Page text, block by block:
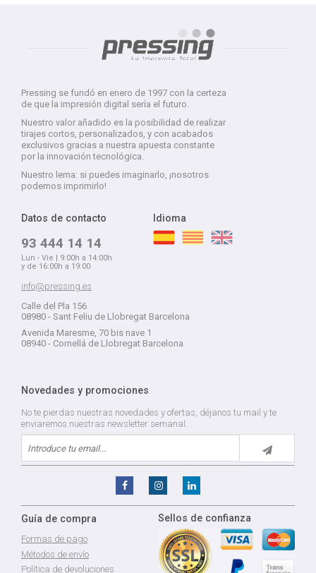
Pressing se fundó en enero de 1997 con la certeza
de que la impresión digital sería el futuro.
Nuestro valor añadido es la posibilidad de realizar
tirajes cortos, personalizados, y con acabados
exclusivos gracias a nuestra apuesta constante
por la innovación tecnológica.
Nuestro lema: si puedes imaginarlo, ¡nosotros
podemos imprimirlo!
Datos de contacto
93 444 14 14
Lun - Vie | 9:00h a 14:00h
y de 16:00h a 19:00
info@pressing.es
Calle del Pla 156
08980 - Sant Feliu de Llobregat Barcelona
Avenida Maresme, 70 bis nave 1
08940 - Cornellá de Llobregat Barcelona
Idioma
Novedades y promociones
No te pierdas nuestras novedades y ofertas, déjanos tu mail y te
enviaremos nuestras newsletter semanal.
Guía de compra
Formas de pago
Métodos de envío
Política de devoluciones
Sellos de confianza